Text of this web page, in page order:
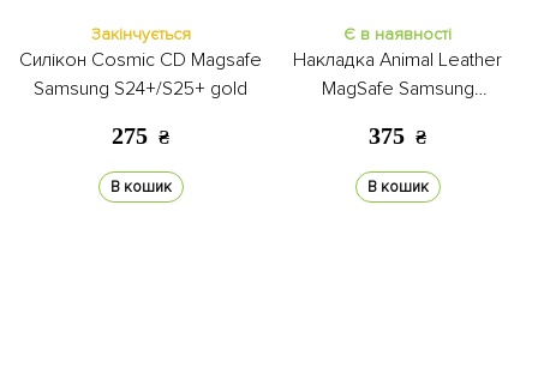
Закінчується
Силікон Cosmic CD Magsafe
Samsung S24+/S25+ gold
275 ₴
В кошик
Є в наявності
Накладка Animal Leather
MagSafe Samsung
375 ₴
В кошик